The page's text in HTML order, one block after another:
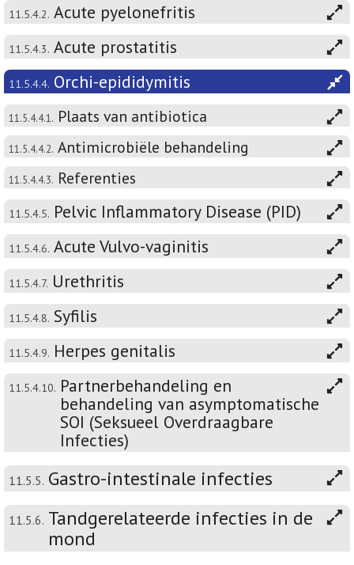
11.5.4.2. Acute pyelonefritis
11.5.4.3. Acute prostatitis
11.5.4.4. Orchi-epididymitis
11.5.4.4.1. Plaats van antibiotica
11.5.4.4.2. Antimicrobiële behandeling
11.5.4.4.3. Referenties
11.5.4.5. Pelvic Inflammatory Disease (PID)
11.5.4.6. Acute Vulvo-vaginitis
11.5.4.7. Urethritis
11.5.4.8. Syfilis
11.5.4.9. Herpes genitalis
11.5.4.10. Partnerbehandeling en
behandeling van asymptomatische
SOI (Seksueel Overdraagbare
Infecties)
11.5.5. Gastro-intestinale infecties
11.5.6. Tandgerelateerde infecties in de
mond